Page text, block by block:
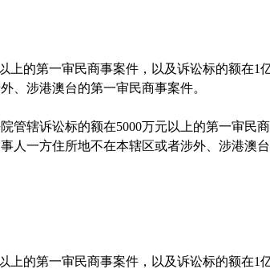
上的第一审民商事案件，以及诉讼标的额在1
、涉港澳台的第一审民商事案件。
管辖诉讼标的额在5000万元以上的第一审民商
人一方住所地不在本辖区或者涉外、涉港澳台
上的第一审民商事案件，以及诉讼标的额在1